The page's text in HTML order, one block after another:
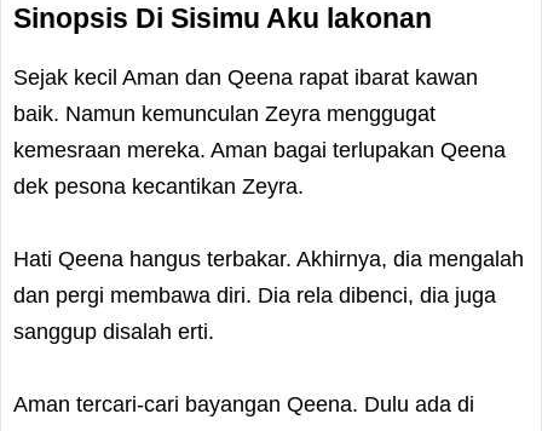
Sinopsis Di Sisimu Aku lakonan
Sejak kecil Aman dan Qeena rapat ibarat kawan
baik. Namun kemunculan Zeyra menggugat
kemesraan mereka. Aman bagai terlupakan Qeena
dek pesona kecantikan Zeyra.
Hati Qeena hangus terbakar. Akhirnya, dia mengalah
dan pergi membawa diri. Dia rela dibenci, dia juga
sanggup disalah erti.
Aman tercari-cari bayangan Qeena. Dulu ada di